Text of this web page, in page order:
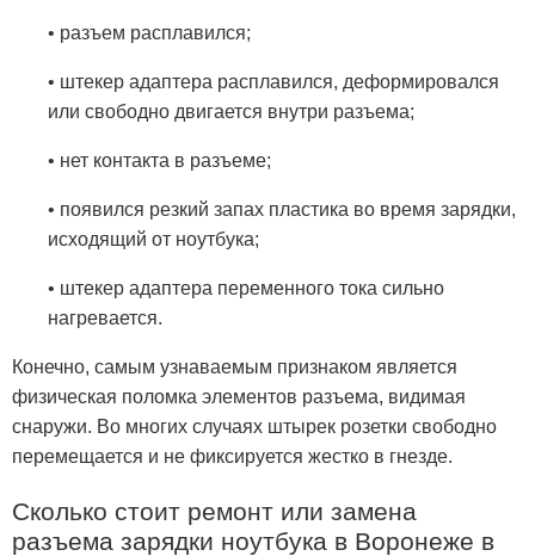
• разъем расплавился;
• штекер адаптера расплавился, деформировался
или свободно двигается внутри разъема;
• нет контакта в разъеме;
• появился резкий запах пластика во время зарядки,
исходящий от ноутбука;
• штекер адаптера переменного тока сильно
нагревается.
Конечно, самым узнаваемым признаком является
физическая поломка элементов разъема, видимая
снаружи. Во многих случаях штырек розетки свободно
перемещается и не фиксируется жестко в гнезде.
Сколько стоит ремонт или замена
разъема зарядки ноутбука в Воронеже в